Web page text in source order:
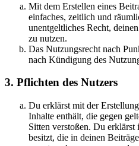
Mit dem Erstellen eines
einfaches, zeitlich und
unentgeltliches Recht,
zu nutzen.
Das Nutzungsrecht nach
nach Kündigung des
3. Pflichten des Nutzers
Du erklärst mit der
Inhalte enthält, die gegen
Sitten verstoßen. Du erklärst
besitzt, die in deinen